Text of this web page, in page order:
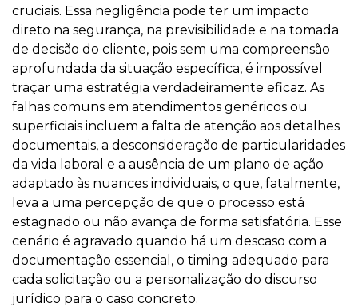
cruciais. Essa negligência pode ter um impacto
direto na segurança, na previsibilidade e na tomada
de decisão do cliente, pois sem uma compreensão
aprofundada da situação específica, é impossível
traçar uma estratégia verdadeiramente eficaz. As
falhas comuns em atendimentos genéricos ou
superficiais incluem a falta de atenção aos detalhes
documentais, a desconsideração de particularidades
da vida laboral e a ausência de um plano de ação
adaptado às nuances individuais, o que, fatalmente,
leva a uma percepção de que o processo está
estagnado ou não avança de forma satisfatória. Esse
cenário é agravado quando há um descaso com a
documentação essencial, o timing adequado para
cada solicitação ou a personalização do discurso
jurídico para o caso concreto.